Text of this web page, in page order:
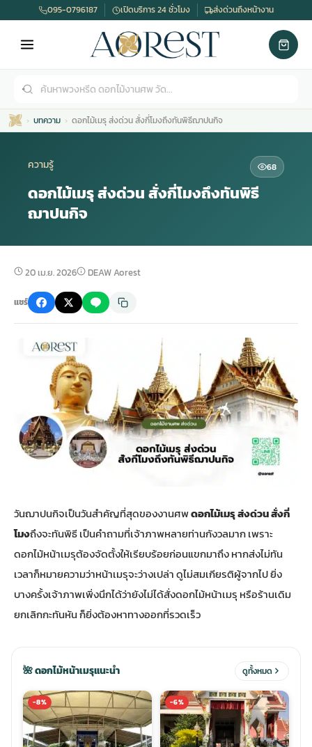
ดอกไม้หน้าศพ
จัดดอกไม้หน้าศพ
ดอกไม้หน้าหีบ
ดอกไม้หน้างานศพ
ดอกไม้หน้าโลง
ดอกไม้ศพ
ดอกไม้งานศพ ส่งด่วน
ดอกไม้งานศพ ปากคลองตลาด
ร้านดอกไม้งานศพ ใกล้ฉัน
พวงหรีด กรุงเทพ
สั่งพวงหรีด
ร้านพวงหรีด
ดอกไม้พวงหรีด
พวงหรีดปทุม
พวงหรีดราคาถูก
พวงหรีดดอกไม้สด
สั่งพวงหรีด ออนไลน์
ส่งพวงหรีด ด่วน กรุงเทพ
มรุสีขาว
ไม้หน้าเมรุ
กไม้หน้าเมรุ
น้าเมรุ ราคา
รุ ราคาถูก
ม้หน้าเมรุ
ะดับเมรุ
มรุ ออนไลน์
มรุ ส่งด่วน
ไม้งานแต่ง
ไม้งานแต่ง ราคาถูก
ไม้งานแต่ง กรุงเทพ
อกไม้งานแต่ง
ดอกไม้งานแต่ง
พวงหรีดพัดลม
พวงหรีดพัดลม ราคาถูก
พวงหรีดพัดลม กรุงเทพ
พวงหรีดพัดลม ส่งด่วน
สั่งพวงหรีดพัดลม
พวงหรีดพัดลม แบบสวยๆ
รับจัดงานศพ
รับจัดงานศพ ครบวงจร
รับจัดงานศพ กรุงเทพ
แพ็คเกจจัดงานศพ
ค่าใช้จ่ายจัดงานศพ
จัดงานศพ ราคาถูก
095-0796187 เปิดบริการ 24 ชั่วโมง ส่งด่วนถึงหน้างาน
บทความ ดอกไม้เมรุ ส่งด่วน สั่งกี่โมงถึงทันพิธีฌาปนกิจ
ความรู้ 68
ดอกไม้เมรุ ส่งด่วน สั่งกี่โมงถึงทันพิธี
ฌาปนกิจ
20 เม.ย. 2026 DEAW Aorest
แชร์
วันฌาปนกิจเป็นวันสำคัญที่สุดของงานศพดอกไม้เมรุ ส่งด่วน สั่งกี่
โมงถึงจะทันพิธี เป็นคำถามที่เจ้าภาพหลายท่านกังวลมาก เพราะ
ดอกไม้หน้าเมรุต้องจัดตั้งให้เรียบร้อยก่อนแขกมาถึง หากส่งไม่ทัน
เวลาก็หมายความว่าหน้าเมรุจะว่างเปล่า ดูไม่สมเกียรติผู้จากไป ยิ่ง
บางครั้งเจ้าภาพเพิ่งนึกได้ว่ายังไม่ได้สั่งดอกไม้หน้าเมรุ หรือร้านเดิม
ยกเลิกกะทันหัน ก็ยิ่งต้องหาทางออกที่รวดเร็ว
🌺 ดอกไม้หน้าเมรุแนะนำ ดูทั้งหมด
-8% -6%